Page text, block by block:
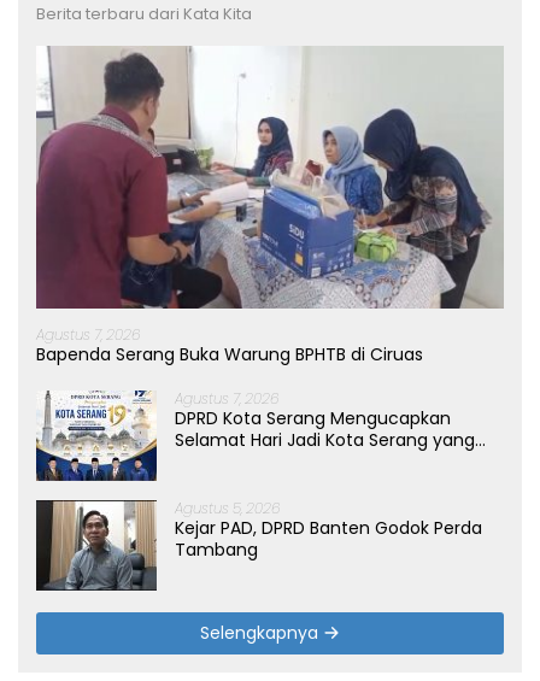
Berita terbaru dari Kata Kita
Agustus 7, 2026
Bapenda Serang Buka Warung BPHTB di Ciruas
Agustus 7, 2026
DPRD Kota Serang Mengucapkan
Selamat Hari Jadi Kota Serang yang
Agustus 5, 2026
Kejar PAD, DPRD Banten Godok Perda
Tambang
Selengkapnya